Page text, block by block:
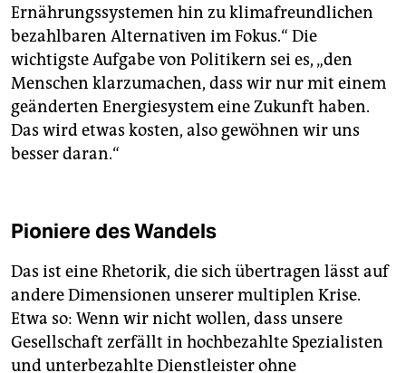
Ernährungssystemen hin zu klimafreundlichen
bezahlbaren Alternativen im Fokus.“ Die
wichtigste Aufgabe von Politikern sei es, „den
Menschen klarzumachen, dass wir nur mit einem
geänderten Energiesystem eine Zukunft haben.
Das wird etwas kosten, also gewöhnen wir uns
besser daran.“
Pioniere des Wandels
Das ist eine Rhetorik, die sich übertragen lässt auf
andere Dimensionen unserer multiplen Krise.
Etwa so: Wenn wir nicht wollen, dass unsere
Gesellschaft zerfällt in hochbezahlte Spezialisten
und unterbezahlte Dienstleister ohne